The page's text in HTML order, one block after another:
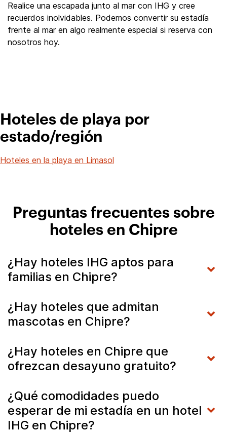
Realice una escapada junto al mar con IHG y cree
recuerdos inolvidables. Podemos convertir su estadía
frente al mar en algo realmente especial si reserva con
nosotros hoy.
Hoteles de playa por
estado/región
Hoteles en la playa en Limasol
Preguntas frecuentes sobre
hoteles en Chipre
¿Hay hoteles IHG aptos para
familias en Chipre?
¿Hay hoteles que admitan
mascotas en Chipre?
¿Hay hoteles en Chipre que
ofrezcan desayuno gratuito?
¿Qué comodidades puedo
esperar de mi estadía en un hotel
IHG en Chipre?